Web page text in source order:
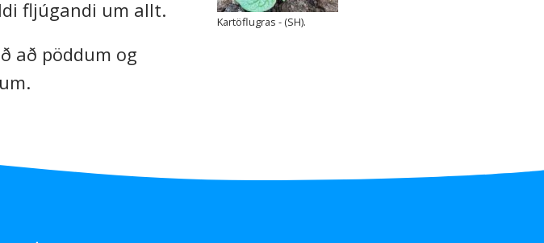
fljúgandi um allt.
að pöddum og
Kartöflugras - (SH).